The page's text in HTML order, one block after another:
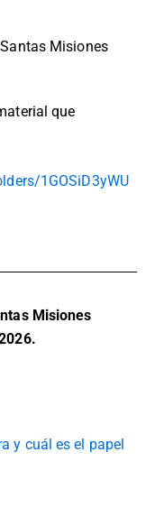
Misiones
que
1GOSiD3yWU
Misiones
y cuál es el papel